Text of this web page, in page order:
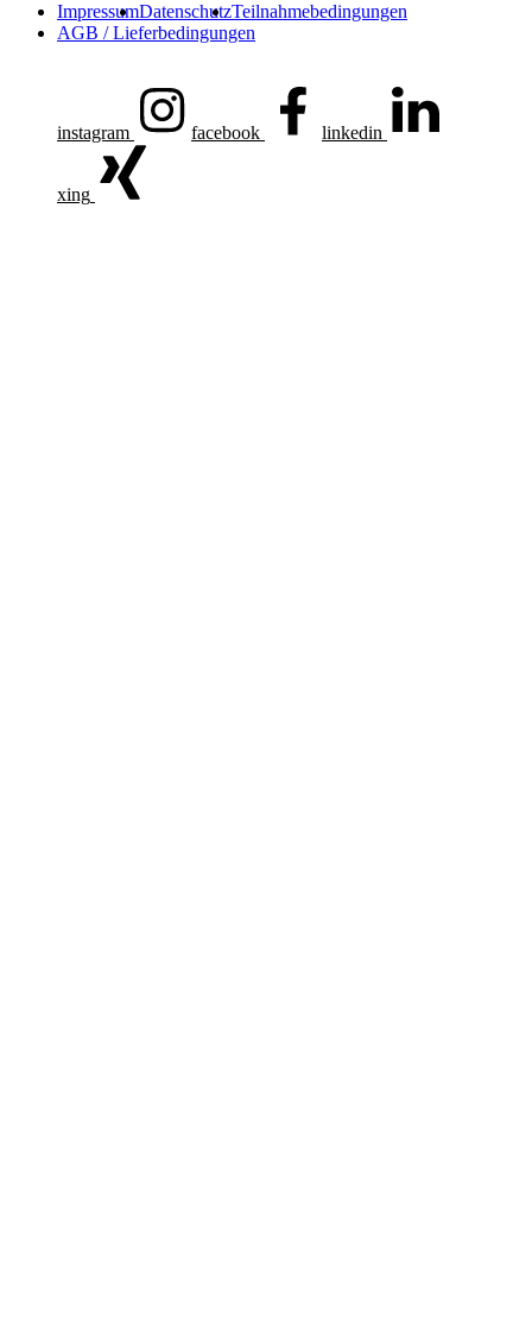
ImpressumDatenschutzTeilnahmebedingungen
AGB / Lieferbedingungen
instagram facebook linkedin
xing